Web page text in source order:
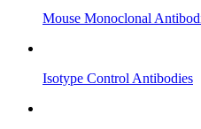
Mouse Monoclonal
Isotype Control Antibodies